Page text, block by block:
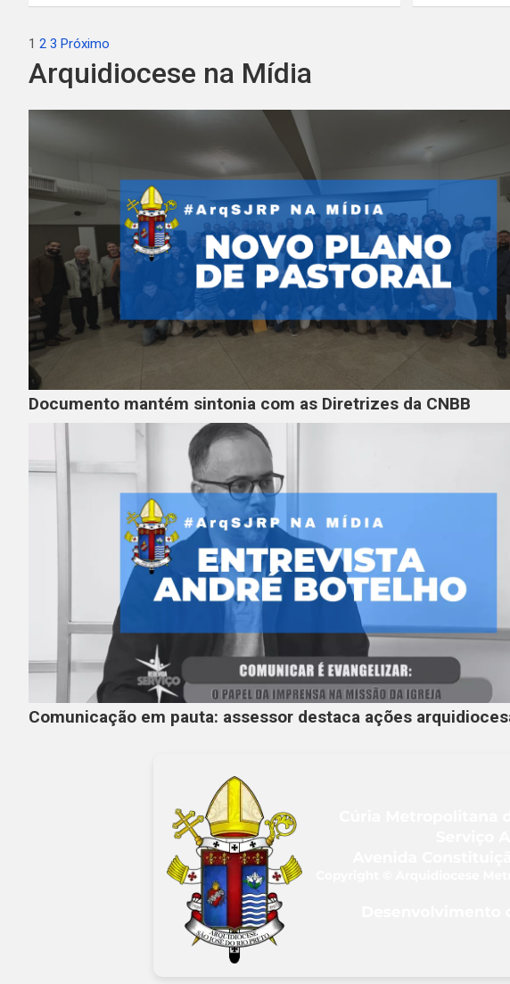
Paginação
de
posts
1 2 3 Próximo
Arquidiocese na Mídia
Documento mantém sintonia com as Diretrizes da CNBB
Comunicação em pauta: assessor destaca ações